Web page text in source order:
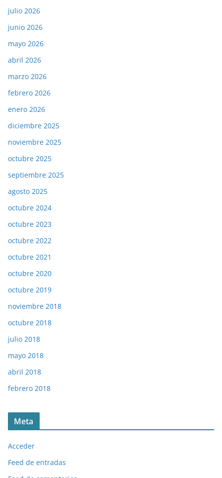
julio 2026
junio 2026
mayo 2026
abril 2026
marzo 2026
febrero 2026
enero 2026
diciembre 2025
noviembre 2025
octubre 2025
septiembre 2025
agosto 2025
octubre 2024
octubre 2023
octubre 2022
octubre 2021
octubre 2020
octubre 2019
noviembre 2018
octubre 2018
julio 2018
mayo 2018
abril 2018
febrero 2018
Meta
Acceder
Feed de entradas